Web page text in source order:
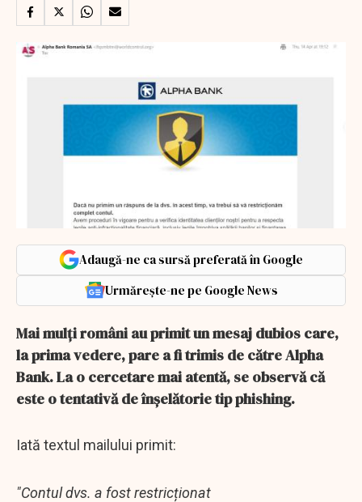
Adaugă-ne ca sursă preferată în Google
Urmărește-ne pe Google News
Mai mulţi români au primit un mesaj dubios care,
la prima vedere, pare a fi trimis de către Alpha
Bank. La o cercetare mai atentă, se observă că
este o tentativă de înşelătorie tip phishing.
Iată textul mailului primit:
"Contul dvs. a fost restricționat